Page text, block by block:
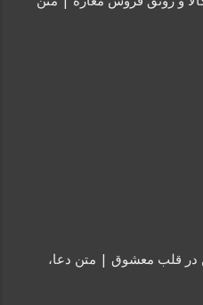
در قلب معشوق | متن دعا،